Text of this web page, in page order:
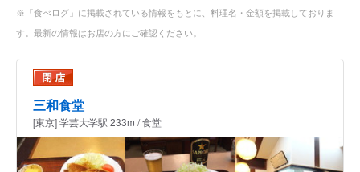
※「食べログ」に掲載されている情報をもとに、料理名・金額を掲載しておりま
す。最新の情報はお店の方にご確認ください。
三和食堂
[東京] 学芸大学駅 233m / 食堂